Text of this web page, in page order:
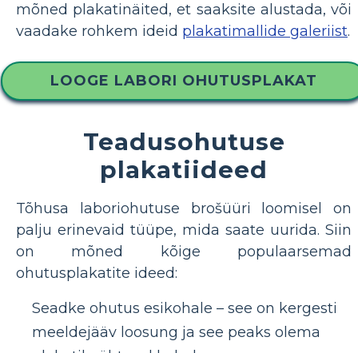
mõned plakatinäited, et saaksite alustada, või
vaadake rohkem ideid plakatimallide galeriist.
LOOGE LABORI OHUTUSPLAKAT
Teadusohutuse
plakatiideed
Tõhusa laboriohutuse brošüüri loomisel on
palju erinevaid tüüpe, mida saate uurida. Siin
on mõned kõige populaarsemad
ohutusplakatite ideed:
Seadke ohutus esikohale – see on kergesti
meeldejääv loosung ja see peaks olema